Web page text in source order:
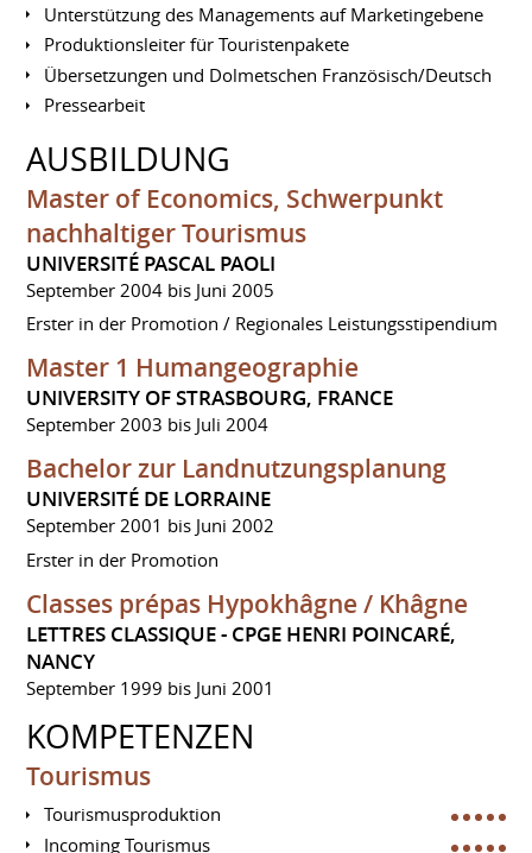
Unterstützung des Managements auf Marketingebene
Produktionsleiter für Touristenpakete
Übersetzungen und Dolmetschen Französisch/Deutsch
Pressearbeit
AUSBILDUNG
Master of Economics, Schwerpunkt
nachhaltiger Tourismus
UNIVERSITÉ PASCAL PAOLI
September 2004 bis Juni 2005
Erster in der Promotion / Regionales Leistungsstipendium
Master 1 Humangeographie
UNIVERSITY OF STRASBOURG, FRANCE
September 2003 bis Juli 2004
Bachelor zur Landnutzungsplanung
UNIVERSITÉ DE LORRAINE
September 2001 bis Juni 2002
Erster in der Promotion
Classes prépas Hypokhâgne / Khâgne
LETTRES CLASSIQUE - CPGE HENRI POINCARÉ,
NANCY
September 1999 bis Juni 2001
KOMPETENZEN
Tourismus
Tourismusproduktion
Incoming Tourismus